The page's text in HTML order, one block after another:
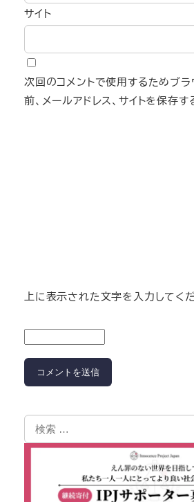
サイト
次回のコメントで使用するためブ
前、メールアドレス、サイトを保存す
上に表示された文字を入力してくだ